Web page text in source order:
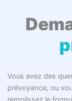
Vous avez des
prévoyance, ou